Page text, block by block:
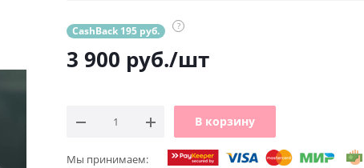
CashBack 195 руб. ?
3 900 руб./шт
В корзину
Мы принимаем: